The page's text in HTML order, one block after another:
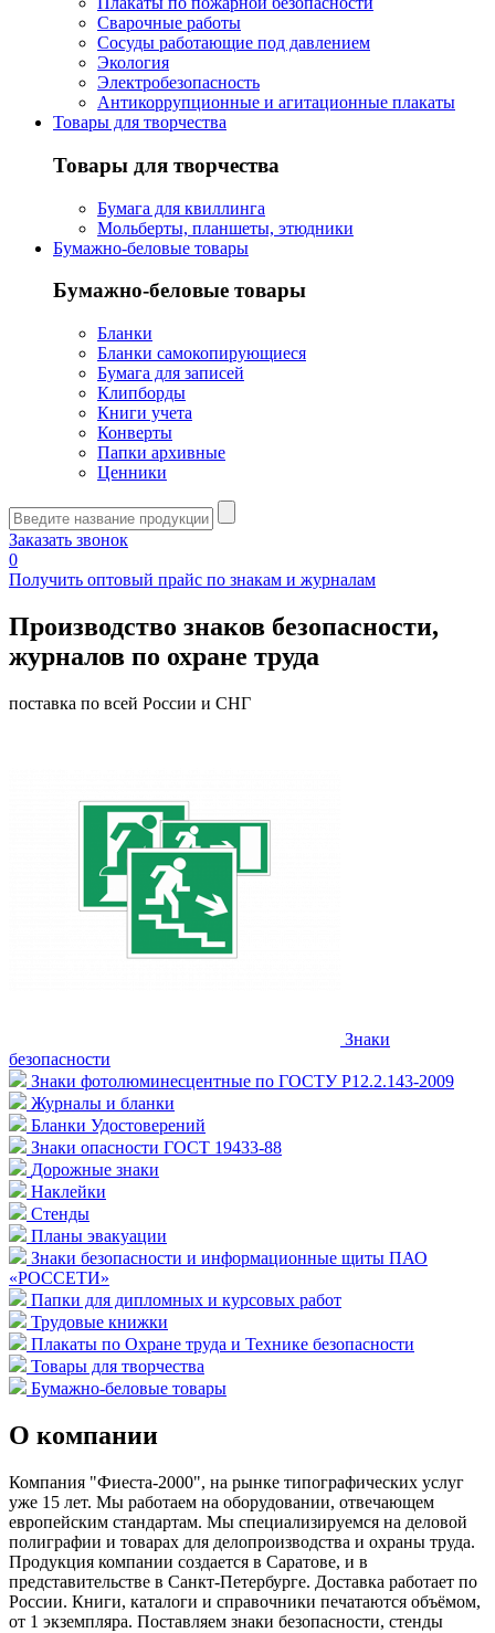
Сварочные работы
Сосуды работающие под давлением
Экология
Электробезопасность
Антикоррупционные и агитационные плакаты
Товары для творчества
Товары для творчества
Бумага для квиллинга
Мольберты, планшеты, этюдники
Бумажно-беловые товары
Бумажно-беловые товары
Бланки
Бланки самокопирующиеся
Бумага для записей
Клипборды
Книги учета
Конверты
Папки архивные
Ценники
Заказать звонок
0
Получить оптовый прайс по знакам и журналам
Производство знаков безопасности,
журналов по охране труда
поставка по всей России и СНГ
Знаки
безопасности
Знаки фотолюминесцентные по ГОСТУ Р12.2.143-2009
Журналы и бланки
Бланки Удостоверений
Знаки опасности ГОСТ 19433-88
Дорожные знаки
Наклейки
Стенды
Планы эвакуации
Знаки безопасности и информационные щиты ПАО
«РОССЕТИ»
Папки для дипломных и курсовых работ
Трудовые книжки
Плакаты по Охране труда и Технике безопасности
Товары для творчества
Бумажно-беловые товары
О компании
Компания "Фиеста-2000", на рынке типографических услуг
уже 15 лет. Мы работаем на оборудовании, отвечающем
европейским стандартам. Мы специализируемся на деловой
полиграфии и товарах для делопроизводства и охраны труда.
Продукция компании создается в Саратове, и в
представительстве в Санкт-Петербурге. Доставка работает по
России. Книги, каталоги и справочники печатаются объёмом,
от 1 экземпляра. Поставляем знаки безопасности, стенды